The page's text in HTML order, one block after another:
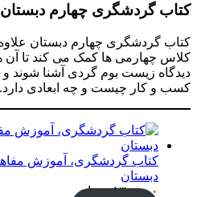
کتاب گردشگری چهارم دبستان
کتاب گردشگری چهارم دبستان
کلاس چهارمی ها کمک می کند تا آن
دیدگاه زیست بوم گردی آشنا شوند و
کسب و کار چیست و چه ابعادی دارد.
کتاب گردشگری، آموزش
دبستان
۵۳۰,۰۰۰ تومان